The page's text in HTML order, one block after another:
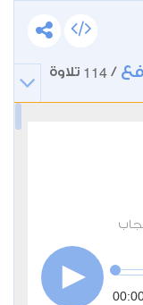
/
114 تلاوة